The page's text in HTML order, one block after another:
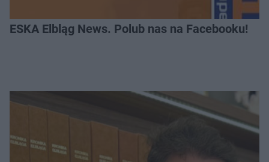
ESKA Elbląg News. Polub nas na Facebooku!